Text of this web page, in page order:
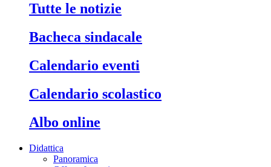
tutte le notizie
bacheca sindacale
calendario eventi
calendario scolastico
albo online
Didattica
Panoramica